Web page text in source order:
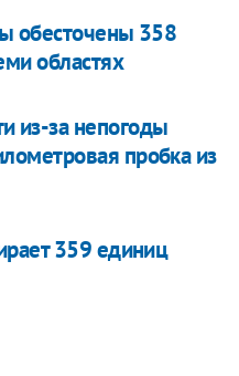
обесточены 358
областях
из-за непогоды
пробка из
359 единиц